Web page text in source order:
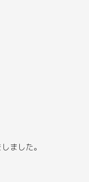
ました。